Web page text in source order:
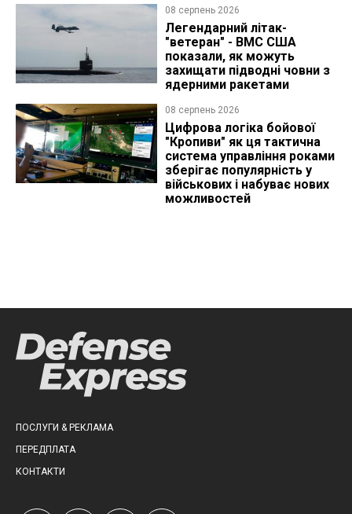
08 серпень 2026
Легендарний літак-
"ветеран" - ВМС США
показали, як можуть
захищати підводні човни з
ядерними ракетами
08 серпень 2026
Цифрова логіка бойової
"Кропиви" як ця тактична
система управління роками
зберігає популярність у
військових і набуває нових
можливостей
ПОСЛУГИ & РЕКЛАМА
ПЕРЕДПЛАТА
КОНТАКТИ